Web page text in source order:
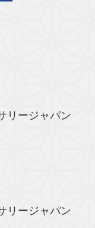
リージャパン
リージャパン